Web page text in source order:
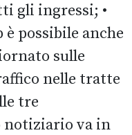
gli ingressi; •
è possibile anche
sulle
nelle tratte
tre
notiziario va in